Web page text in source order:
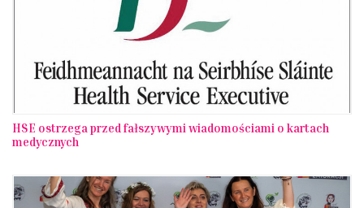
HSE ostrzega przed fałszywymi wiadomościami o kartach
medycznych